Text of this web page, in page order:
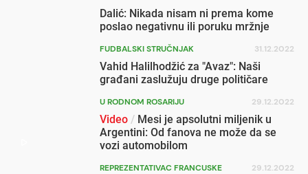
Dalić: Nikada nisam ni prema kome
poslao negativnu ili poruku mržnje
FUDBALSKI STRUČNJAK 31.12.2022
Vahid Halilhodžić za "Avaz": Naši
građani zaslužuju druge političare
U RODNOM ROSARIJU 29.12.2022
Video / Mesi je apsolutni miljenik u
Argentini: Od fanova ne može da se
vozi automobilom
REPREZENTATIVAC FRANCUSKE 29.12.2022